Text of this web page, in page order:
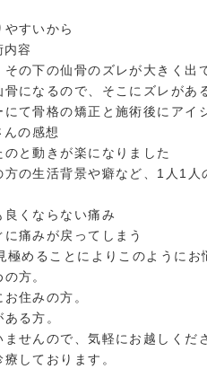
すいから
容
の下の仙骨のズレが大きく出
になるので、そこにズレがあ
て骨格の矯正と施術後にアイ
の感想
と動きが楽になりました
の生活背景や癖など、1人1人
良くならない痛み
に痛みが戻ってしまう
極めることによりこのようにお
方。
住みの方。
る方。
せんので、気軽にお越しくだ
しております。